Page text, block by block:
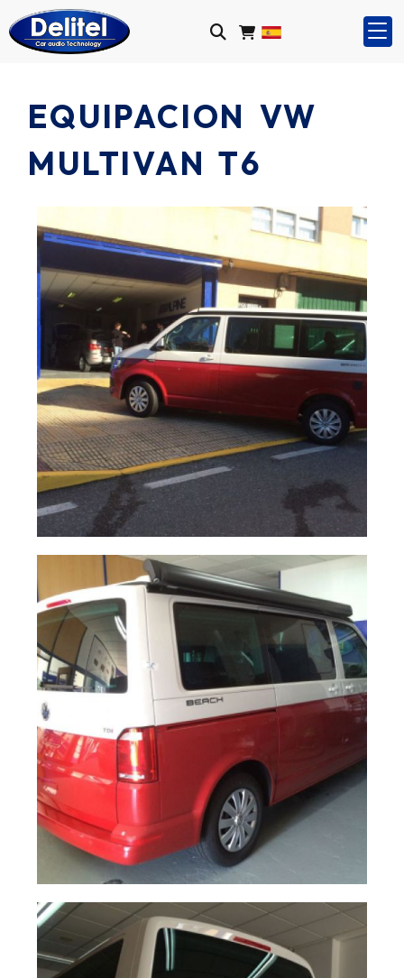
EQUIPACION VW
MULTIVAN T6
Cámara trasera
Multiván T6
Ampliar
Cámara trasera
Multivan T6
Ampliar